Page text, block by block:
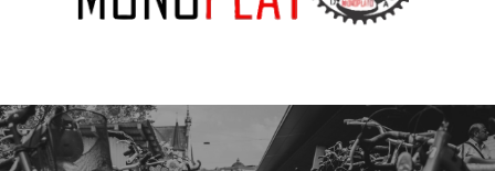
SUBSCRIBE US